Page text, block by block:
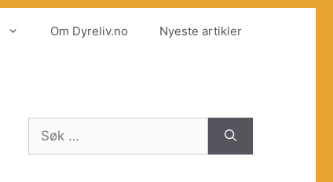
Om Dyreliv.no Nyeste artikler
Søk
etter: